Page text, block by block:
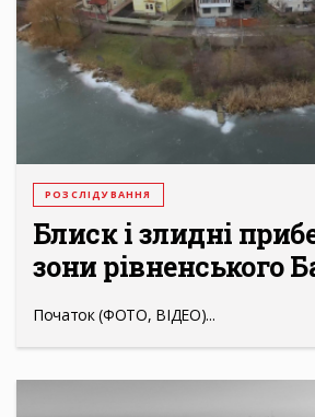
РОЗСЛІДУВАННЯ
Блиск і злидні
зони рівненського
Початок (ФОТО, ВІДЕО)...